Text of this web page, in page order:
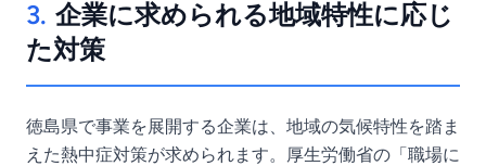
3. 企業に求められる地域特性に応じ
た対策
徳島県で事業を展開する企業は、地域の気候特性を踏ま
えた熱中症対策が求められます。厚生労働省の「職場に